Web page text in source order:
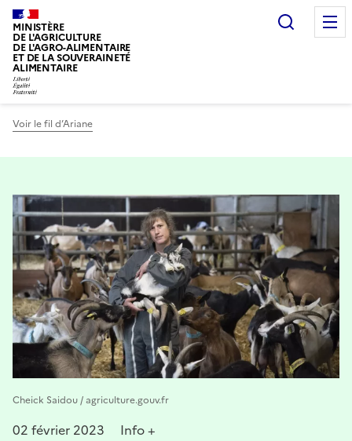
MINISTÈRE
DE L'AGRICULTURE
DE L'AGRO-ALIMENTAIRE
ET DE LA SOUVERAINETÉ
ALIMENTAIRE
Voir le fil d’Ariane
Cheick Saidou / agriculture.gouv.fr
02 février 2023 Info +